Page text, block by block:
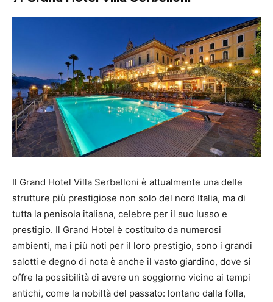
Il Grand Hotel Villa Serbelloni è attualmente una delle
strutture più prestigiose non solo del nord Italia, ma di
tutta la penisola italiana, celebre per il suo lusso e
prestigio. Il Grand Hotel è costituito da numerosi
ambienti, ma i più noti per il loro prestigio, sono i grandi
salotti e degno di nota è anche il vasto giardino, dove si
offre la possibilità di avere un soggiorno vicino ai tempi
antichi, come la nobiltà del passato: lontano dalla folla,